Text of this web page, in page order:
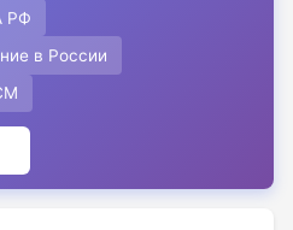
РФ
в России